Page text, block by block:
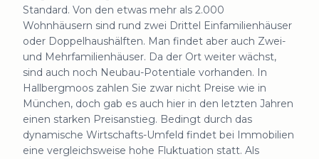
Standard. Von den etwas mehr als 2.000
Wohnhäusern sind rund zwei Drittel Einfamilienhäuser
oder Doppelhaushälften. Man findet aber auch Zwei-
und Mehrfamilienhäuser. Da der Ort weiter wächst,
sind auch noch Neubau-Potentiale vorhanden. In
Hallbergmoos zahlen Sie zwar nicht Preise wie in
München, doch gab es auch hier in den letzten Jahren
einen starken Preisanstieg. Bedingt durch das
dynamische Wirtschafts-Umfeld findet bei Immobilien
eine vergleichsweise hohe Fluktuation statt. Als